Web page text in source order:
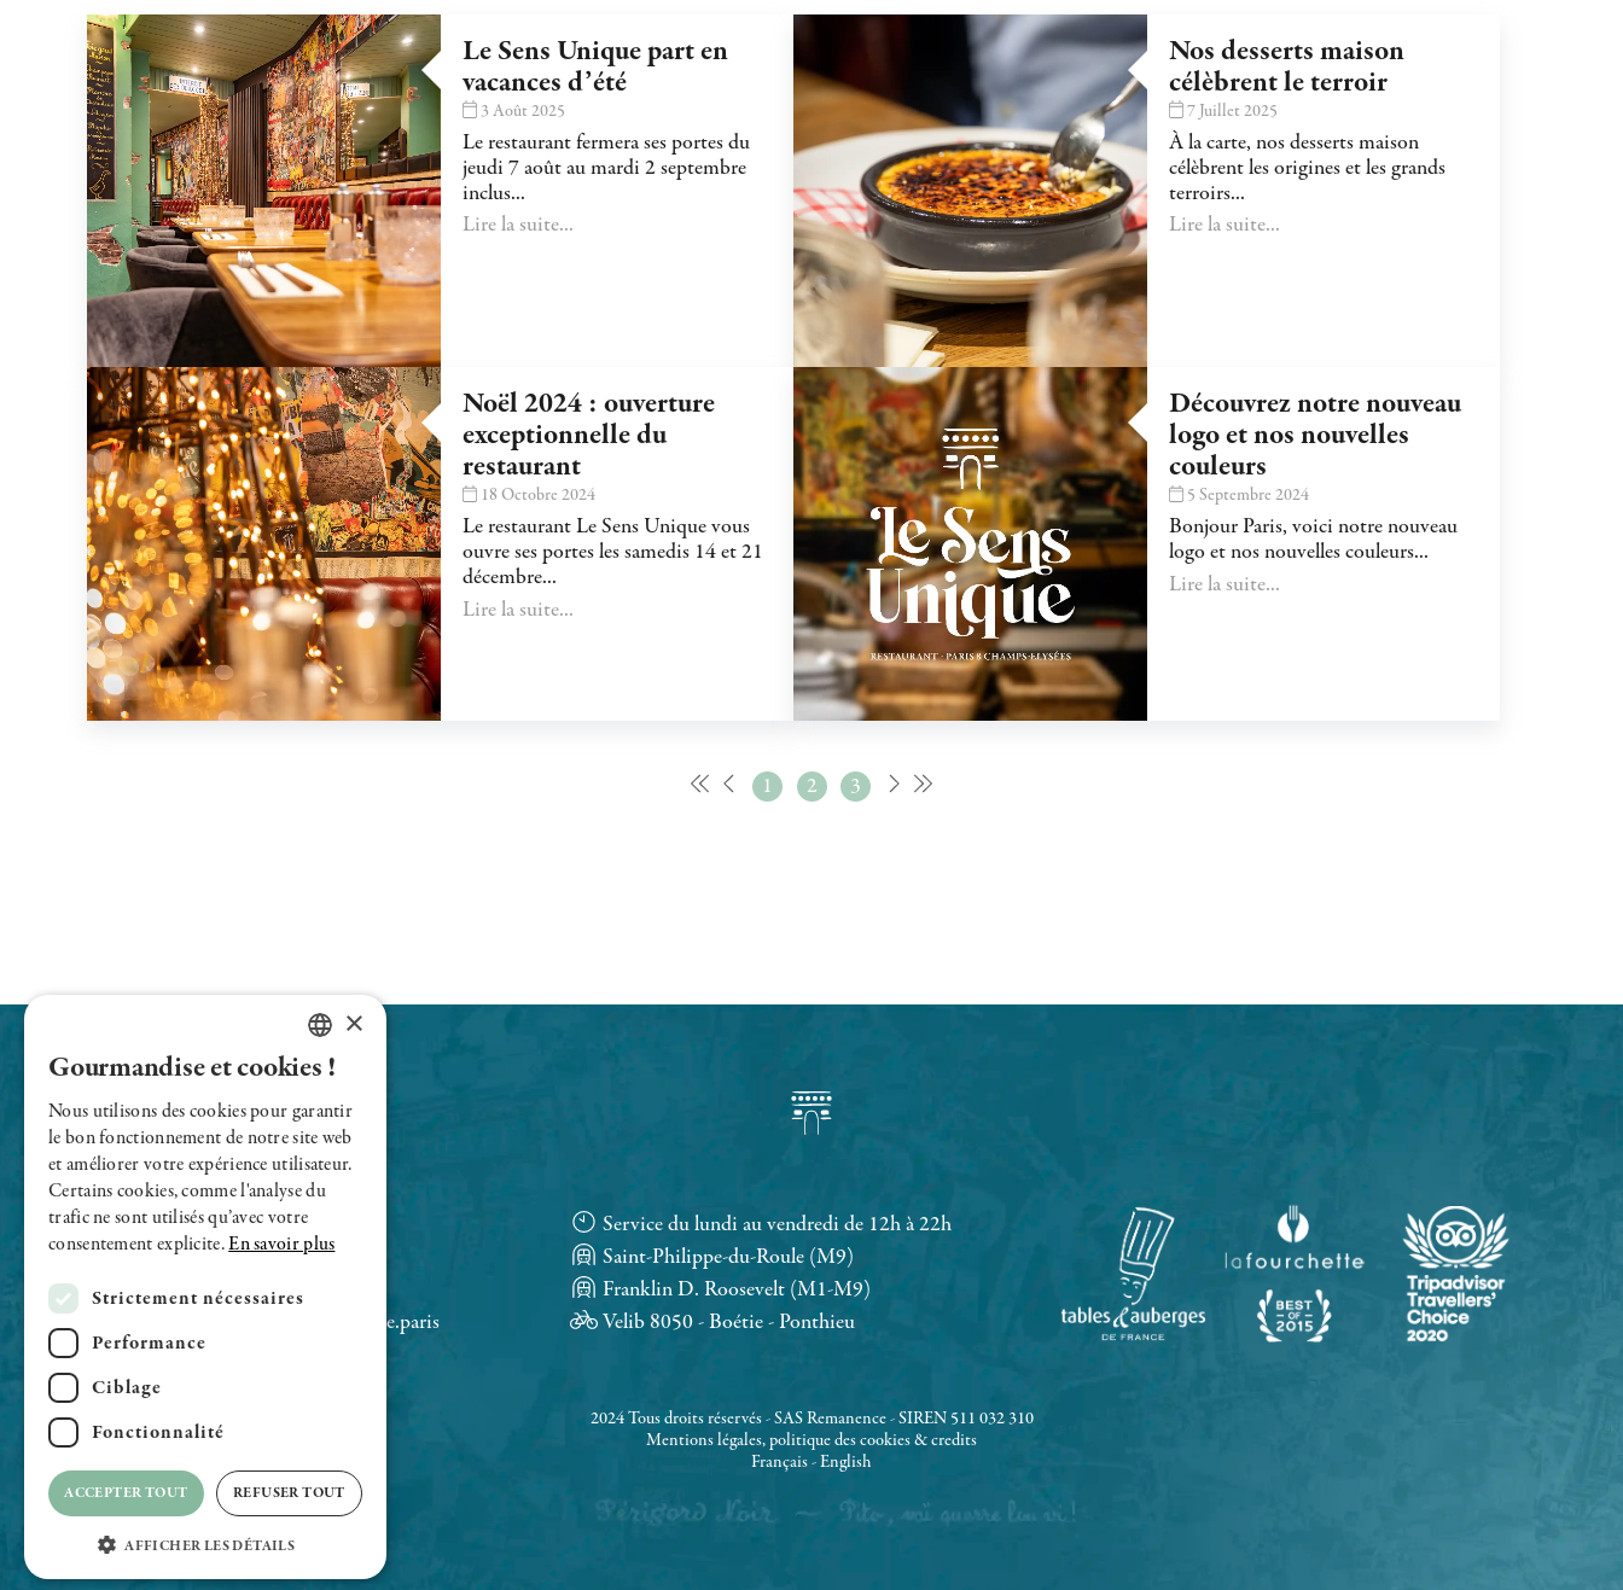
Le Sens Unique part en
vacances d’été
3 Août 2025
Le restaurant fermera ses portes du
jeudi 7 août au mardi 2 septembre
inclus...
Lire la suite...
Nos desserts maison
célèbrent le terroir
7 Juillet 2025
À la carte, nos desserts maison
célèbrent les origines et les grands
terroirs...
Lire la suite...
Noël 2024 : ouverture
exceptionnelle du
restaurant
18 Octobre 2024
Le restaurant Le Sens Unique vous
ouvre ses portes les samedis 14 et 21
décembre...
Lire la suite...
Découvrez notre nouveau
logo et nos nouvelles
couleurs
5 Septembre 2024
Bonjour Paris, voici notre nouveau
logo et nos nouvelles couleurs...
Lire la suite...
1 2 3
Le Sens Unique - Champs-Elysées
47 rue de Ponthieu 75008 Paris
+33 (0)1 43 59 76 77
contact@restaurant-lesensunique.paris
Service du lundi au vendredi de 12h à 22h
Saint-Philippe-du-Roule (M9)
Franklin D. Roosevelt (M1-M9)
Velib 8050 - Boétie - Ponthieu
2024 Tous droits réservés - SAS Remanence - SIREN 511 032 310
Mentions légales, politique des cookies & credits
Français-English
FRENCH
ENGLISH
×
Gourmandise et cookies !
Nous utilisons des cookies pour garantir
le bon fonctionnement de notre site web
et améliorer votre expérience utilisateur.
Certains cookies, comme l'analyse du
trafic ne sont utilisés qu’avec votre
consentement explicite.En savoir plus
Strictement nécessaires
Performance
Ciblage
Fonctionnalité
ACCEPTER TOUT REFUSER TOUT
AFFICHER LES DÉTAILS